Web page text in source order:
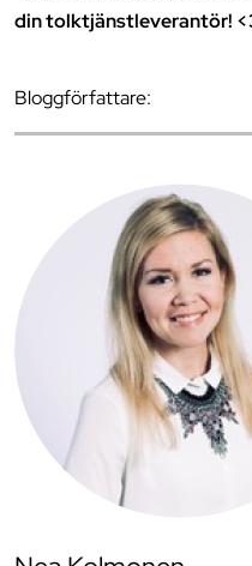
din tolktjänstleverantör!
Bloggförfattare: